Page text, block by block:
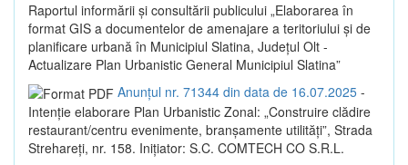
Raportul informării și consultării publicului „Elaborarea în
format GIS a documentelor de amenajare a teritoriului și de
planificare urbană în Municipiul Slatina, Județul Olt -
Actualizare Plan Urbanistic General Municipiul Slatina”
Anunțul nr. 71344 din data de 16.07.2025 -
Intenție elaborare Plan Urbanistic Zonal: „Construire clădire
restaurant/centru evenimente, branșamente utilități”, Strada
Strehareți, nr. 158. Inițiator: S.C. COMTECH CO S.R.L.